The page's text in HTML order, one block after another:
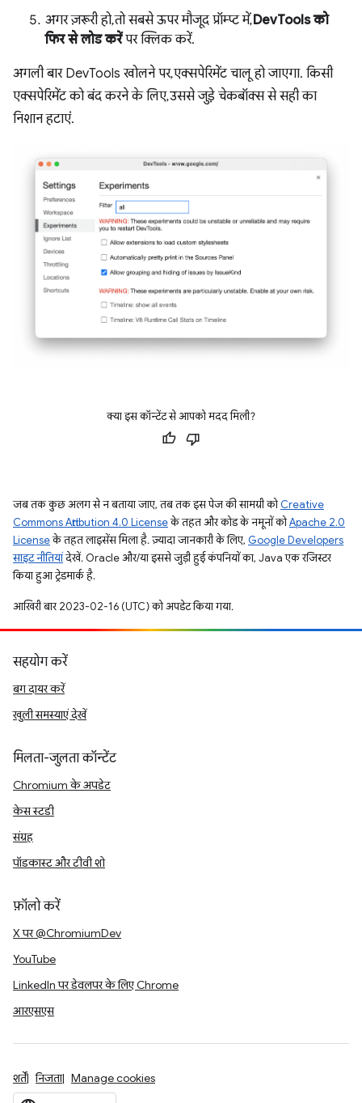
अगर ज़रूरी हो, तो सबसे ऊपर मौजूद प्रॉम्प्ट में,DevTools को
फिर से लोड करेंपर क्लिक करें.
अगली बार DevTools खोलने पर, एक्सपेरिमेंट चालू हो जाएगा. किसी
एक्सपेरिमेंट को बंद करने के लिए, उससे जुड़े चेकबॉक्स से सही का
निशान हटाएं.
क्या इस कॉन्टेंट से आपको मदद मिली?
जब तक कुछ अलग से न बताया जाए, तब तक इस पेज की सामग्री कोCreative
Commons Attribution 4.0 Licenseके तहत और कोड के नमूनों कोApache 2.0
Licenseके तहत लाइसेंस मिला है. ज़्यादा जानकारी के लिए, Google Developers
साइट नीतियांदेखें. Oracle और/या इससे जुड़ी हुई कंपनियों का, Java एक रजिस्टर
किया हुआ ट्रेडमार्क है.
आखिरी बार 2023-02-16 (UTC) को अपडेट किया गया.
सहयोग करें
बग दायर करें
खुली समस्याएं देखें
मिलता-जुलता कॉन्टेंट
Chromium के अपडेट
केस स्टडी
संग्रह
पॉडकास्ट और टीवी शो
फ़ॉलो करें
X पर @ChromiumDev
YouTube
LinkedIn पर डेवलपर के लिए Chrome
आरएसएस
शर्तें निजता Manage cookies